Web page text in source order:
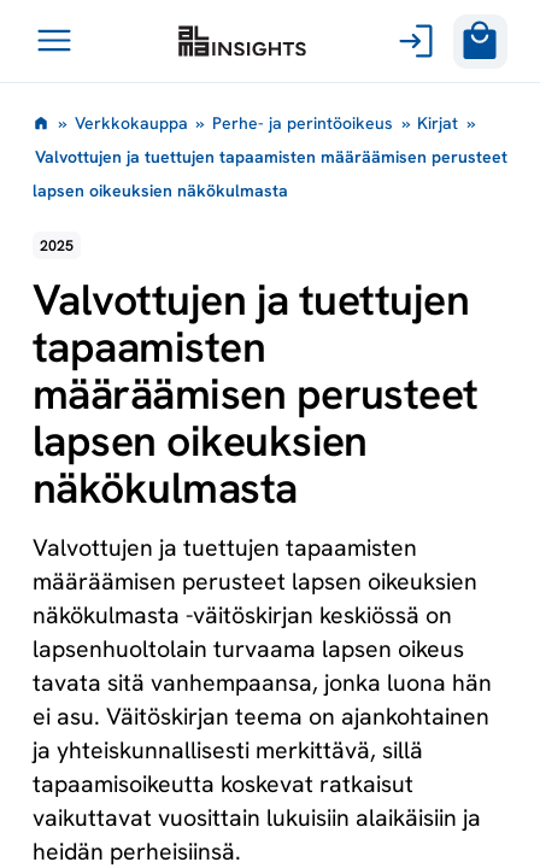
sisältöön
Avaa
» Verkkokauppa » Perhe- ja perintöoikeus » Kirjat »
Valvottujen ja tuettujen tapaamisten määräämisen perusteet
lapsen oikeuksien näkökulmasta
2025
Valvottujen ja tuettujen
tapaamisten
määräämisen perusteet
lapsen oikeuksien
näkökulmasta
Valvottujen ja tuettujen tapaamisten
määräämisen perusteet lapsen oikeuksien
näkökulmasta -väitöskirjan keskiössä on
lapsenhuoltolain turvaama lapsen oikeus
tavata sitä vanhempaansa, jonka luona hän
ei asu. Väitöskirjan teema on ajankohtainen
ja yhteiskunnallisesti merkittävä, sillä
tapaamisoikeutta koskevat ratkaisut
vaikuttavat vuosittain lukuisiin alaikäisiin ja
heidän perheisiinsä.